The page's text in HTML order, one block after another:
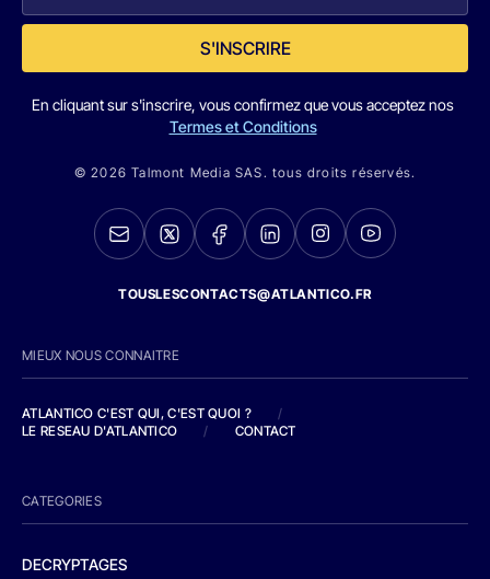
S'INSCRIRE
En cliquant sur s'inscrire, vous confirmez que vous acceptez nos
Termes et Conditions
© 2026 Talmont Media SAS. tous droits réservés.
TOUSLESCONTACTS@ATLANTICO.FR
MIEUX NOUS CONNAITRE
ATLANTICO C'EST QUI, C'EST QUOI ?
/
LE RESEAU D'ATLANTICO
/ CONTACT
CATEGORIES
DECRYPTAGES